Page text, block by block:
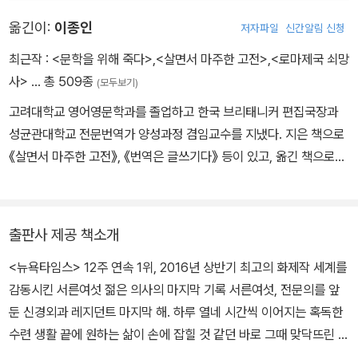
후에는 모교인 스탠퍼드 대학 병원으로 돌아와 신경외과 레지던트 생
활을 하며 박사 후 연구원으로 일했다. 연구 업적을 인정받아 미국 신
경외과 학회에서 수여하는 최우수 연구상을 수상하기도 했다. 최고의
래가 눈앞에 펼쳐질 무렵, 암이 찾아왔다. 환자들을 죽음의 문턱에서
구해 오던 서른여섯 살의 젊은 의사가 하루아침에 자신의 죽음과 맞
닥뜨리게 된 것이다. 의사이자 환자의 입장에서 죽음에 대한 독특한
간은 얼마나 남았는가(How Long Have I Got Left?)’, ‘떠나기 전
탠퍼드메디슨>에 기고했고, 독자들의 엄청난 반향을 불러일으켰다.
2015년 3월, 아내 루시와 딸 엘리자베스 아카디아 등 사랑하는 많은
사람을 남기고 세상을 떠났다.
옮긴이: 이종인 저자파일 신간알림 신청
최근작 : <문학을 위해 죽다> <살면서 마주한 고전> <로마제국 쇠망
사> … 총 509종 (모두보기)
고려대학교 영어영문학과를 졸업하고 한국 브리태니커 편집국장과
성균관대학교 전문번역가 양성과정 겸임교수를 지냈다. 지은 책으로
《살면서 마주한 고전》, 《번역은 글쓰기다》 등이 있고, 옮긴 책으로
출판사 제공 책소개
<뉴욕타임스> 12주 연속 1위, 2016년 상반기 최고의 화제작 세계를
감동시킨 서른여섯 젊은 의사의 마지막 기록 서른여섯, 전문의를 앞
둔 신경외과 레지던트 마지막 해. 하루 열네 시간씩 이어지는 혹독한
수련 생활 끝에 원하는 삶이 손에 잡힐 것 같던 바로 그때 맞닥뜨린 폐